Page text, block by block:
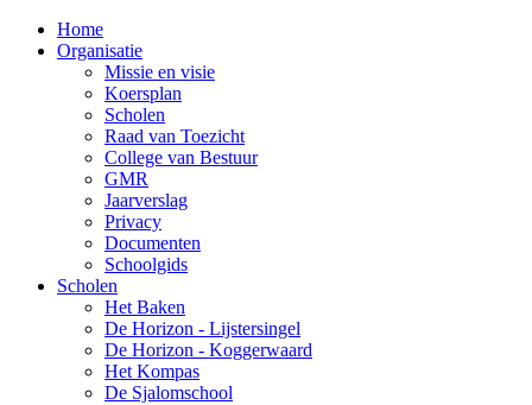
Home
Organisatie
Missie en visie
Koersplan
Scholen
Raad van Toezicht
College van Bestuur
GMR
Jaarverslag
Privacy
Documenten
Schoolgids
Scholen
Het Baken
De Horizon - Lijstersingel
De Horizon - Koggerwaard
Het Kompas
De Sjalomschool